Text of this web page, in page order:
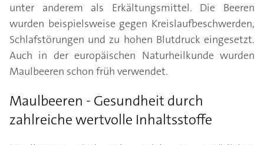
unter anderem als Erkältungsmittel. Die Beeren
wurden beispielsweise gegen Kreislaufbeschwerden,
Schlafstörungen und zu hohen Blutdruck eingesetzt.
Auch in der europäischen Naturheilkunde wurden
Maulbeeren schon früh verwendet.
Maulbeeren - Gesundheit durch
zahlreiche wertvolle Inhaltsstoffe